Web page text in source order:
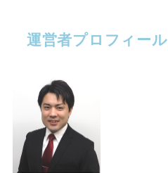
運営者プロフィール